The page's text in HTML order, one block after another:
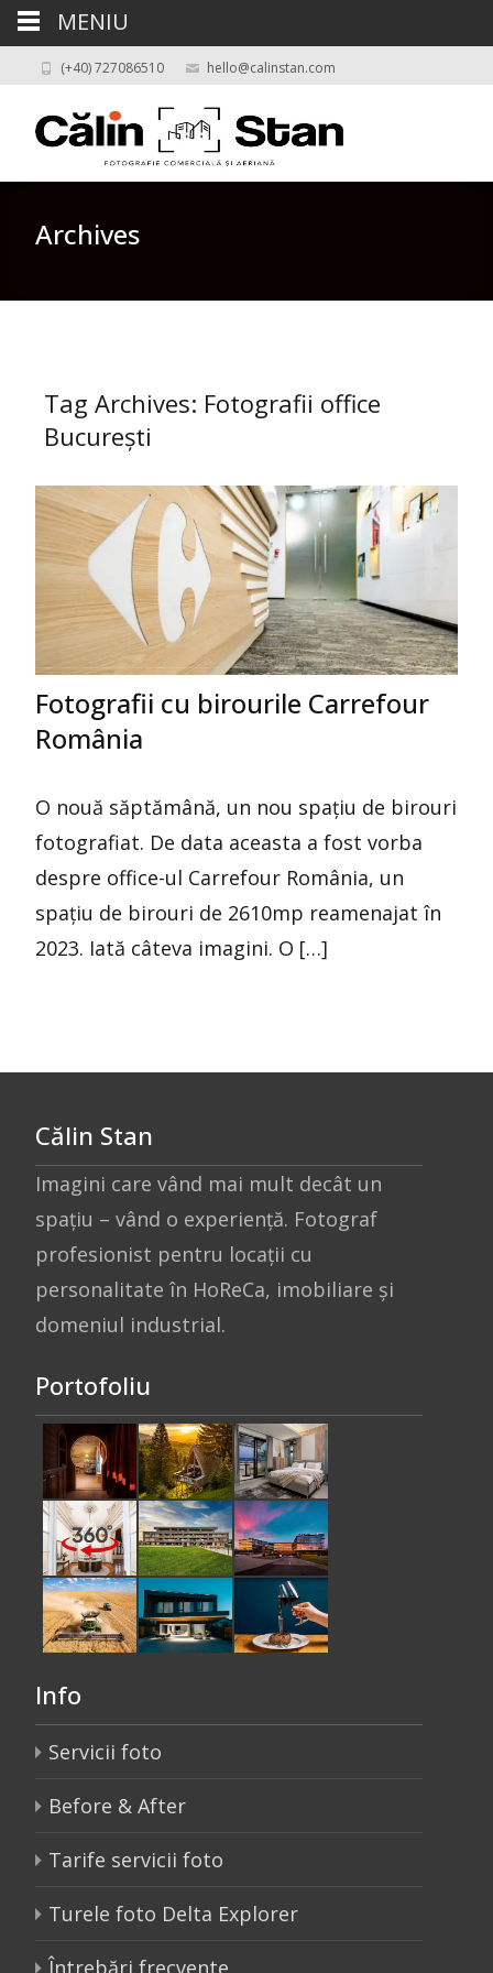
(+40) 727086510 hello@calinstan.com
Archives
Tag Archives: Fotografii office
București
Fotografii cu birourile Carrefour
România
O nouă săptămână, un nou spațiu de birouri
fotografiat. De data aceasta a fost vorba
despre office-ul Carrefour România, un
spațiu de birouri de 2610mp reamenajat în
2023. Iată câteva imagini. O […]
Călin Stan
Imagini care vând mai mult decât un
spațiu – vând o experiență. Fotograf
profesionist pentru locații cu
personalitate în HoReCa, imobiliare și
domeniul industrial.
Portofoliu
Info
Servicii foto
Before & After
Tarife servicii foto
Turele foto Delta Explorer
MENIU